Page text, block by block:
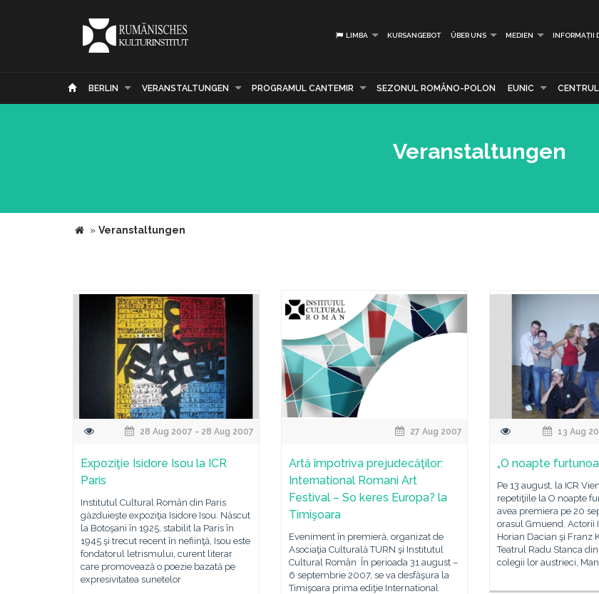
LIMBA KURSANGEBOT ÜBER UNS MEDIEN INFORMAȚII
BERLIN VERANSTALTUNGEN PROGRAMUL CANTEMIR SEZONUL ROMÂNO-POLON EUNIC CENTRUL
Veranstaltungen
» Veranstaltungen
28 Aug 2007 - 28 Aug 2007
Expoziţie Isidore Isou la ICR
Paris
Institutul Cultural Român din Paris
găzduieşte expoziţia Isidore Isou. Născut
la Botoşani în 1925, stabilit la Paris în
1945 şi trecut recent în nefiinţă, Isou este
fondatorul letrismului, curent literar
care promovează o poezie bazată pe
expresivitatea sunetelor
27 Aug 2007
Artă împotriva prejudecăţilor:
International Romani Art
Festival – So keres Europa? la
Timişoara
Eveniment în premieră, organizat de
Asociaţia Culturală TURN şi Institutul
Cultural Român În perioada 31 august –
6 septembrie 2007, se va desfăşura la
Timişoara prima ediţie International
13 Aug
„O noapte
Pe 13 august, la ICR
repetiţiile la O noapte
avea premiera pe 20
orasul Gmuend. Actorii
Horian Dacian şi Franz
Teatrul Radu Stanca
colegii lor austrieci,